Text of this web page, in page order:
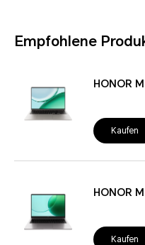
Empfohlene
HONOR
Kaufen
HONOR
Kaufen